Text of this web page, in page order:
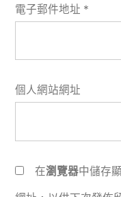
電子郵件地址 *
個人網站網址
在瀏覽器中儲存